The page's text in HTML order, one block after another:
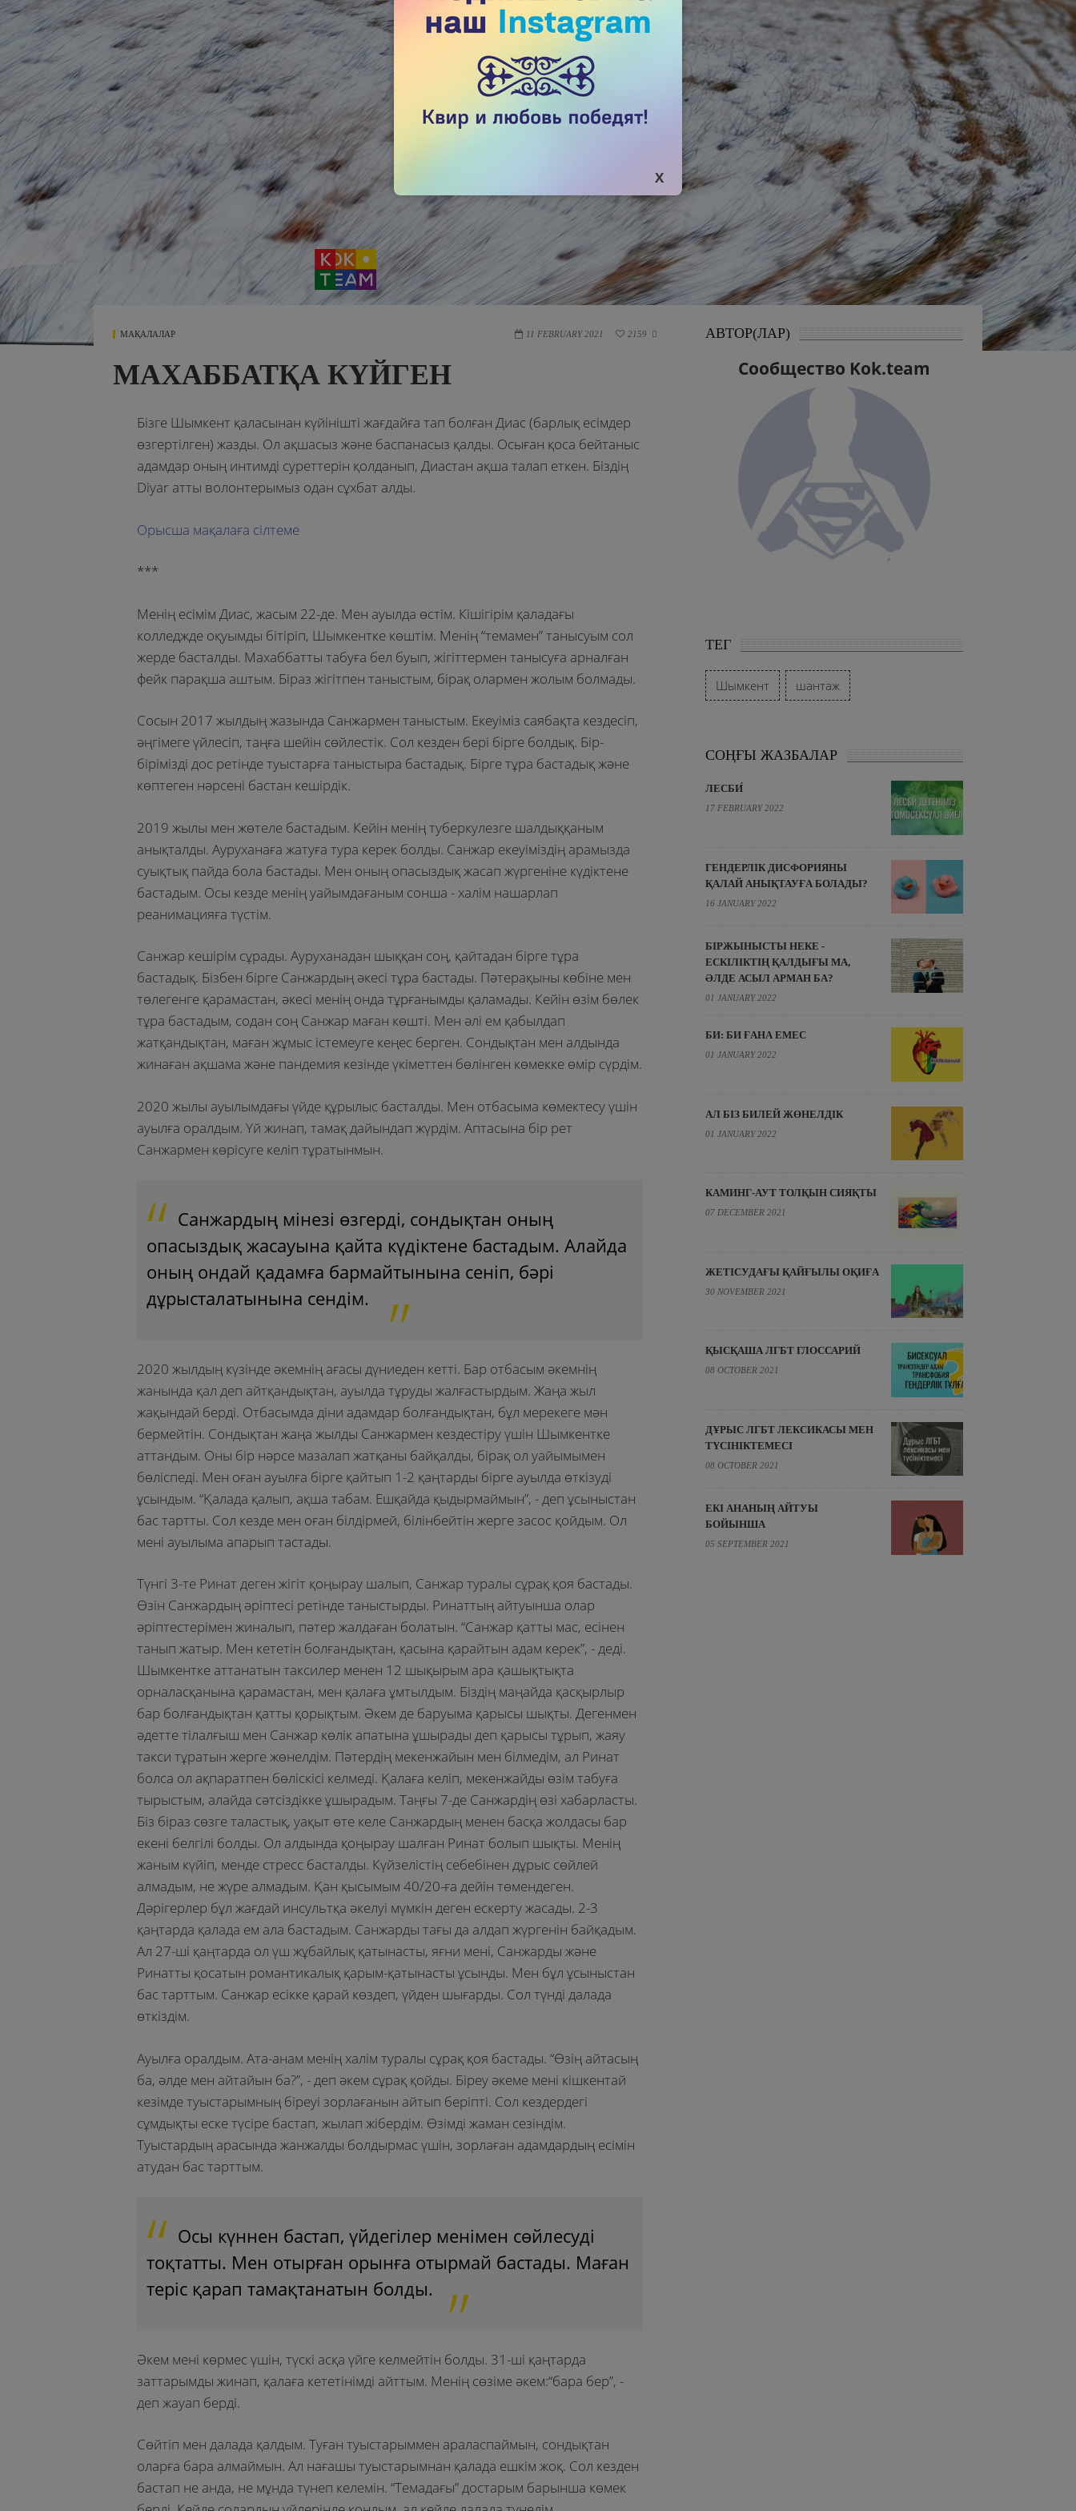
МАҚАЛАЛАР 11 FEBRUARY 2021 2159 
МАХАББАТҚА КҮЙГЕН
Бізге Шымкент қаласынан күйінішті жағдайға тап болған Диас (барлық есімдер
өзгертілген) жазды. Ол ақшасыз және баспанасыз қалды. Осыған қоса бейтаныс
адамдар оның интимді суреттерін қолданып, Диастан ақша талап еткен. Біздің
Diyar атты волонтерымыз одан сұхбат алды.
Орысша мақалаға сілтеме
***
Менің есімім Диас, жасым 22-де. Мен ауылда өстім. Кішігірім қаладағы
колледжде оқуымды бітіріп, Шымкентке көштім. Менің “темамен” танысуым сол
жерде басталды. Махаббатты табуға бел буып, жігіттермен танысуға арналған
фейк парақша аштым. Біраз жігітпен таныстым, бірақ олармен жолым болмады.
Сосын 2017 жылдың жазында Санжармен таныстым. Екеуіміз саябақта кездесіп,
әңгімеге үйлесіп, таңға шейін сөйлестік. Сол кезден бері бірге болдық. Бір-
бірімізді дос ретінде туыстарға таныстыра бастадық. Бірге тұра бастадық және
көптеген нәрсені бастан кешірдік.
2019 жылы мен жөтеле бастадым. Кейін менің туберкулезге шалдыққаным
анықталды. Ауруханаға жатуға тура керек болды. Санжар екеуіміздің арамызда
суықтық пайда бола бастады. Мен оның опасыздық жасап жүргеніне күдіктене
бастадым. Осы кезде менің уайымдағаным сонша - халім нашарлап
реанимацияға түстім.
Санжар кешірім сұрады. Ауруханадан шыққан соң, қайтадан бірге тұра
бастадық. Бізбен бірге Санжардың әкесі тұра бастады. Пәтерақыны көбіне мен
төлегенге қарамастан, әкесі менің онда тұрғанымды қаламады. Кейін өзім бөлек
тұра бастадым, содан соң Санжар маған көшті. Мен әлі ем қабылдап
жатқандықтан, маған жұмыс істемеуге кеңес берген. Сондықтан мен алдында
жинаған ақшама және пандемия кезінде үкіметтен бөлінген көмекке өмір сүрдім.
2020 жылы ауылымдағы үйде құрылыс басталды. Мен отбасыма көмектесу үшін
ауылға оралдым. Үй жинап, тамақ дайындап жүрдім. Аптасына бір рет
Санжармен көрісуге келіп тұратынмын.
Санжардың мінезі өзгерді, сондықтан оның
опасыздық жасауына қайта күдіктене бастадым. Алайда
оның ондай қадамға бармайтынына сеніп, бәрі
дұрысталатынына сендім.
2020 жылдың күзінде әкемнің ағасы дүниеден кетті. Бар отбасым әкемнің
жанында қал деп айтқандықтан, ауылда тұруды жалғастырдым. Жаңа жыл
жақындай берді. Отбасымда діни адамдар болғандықтан, бұл мерекеге мән
бермейтін. Сондықтан жаңа жылды Санжармен кездестіру үшін Шымкентке
аттандым. Оны бір нәрсе мазалап жатқаны байқалды, бірақ ол уайымымен
бөліспеді. Мен оған ауылға бірге қайтып 1-2 қаңтарды бірге ауылда өткізуді
ұсындым. “Қалада қалып, ақша табам. Ешқайда қыдырмаймын”, - деп ұсыныстан
бас тартты. Сол кезде мен оған білдірмей, білінбейтін жерге засос қойдым. Ол
мені ауылыма апарып тастады.
Түнгі 3-те Ринат деген жігіт қоңырау шалып, Санжар туралы сұрақ қоя бастады.
Өзін Санжардың әріптесі ретінде таныстырды. Ринаттың айтуынша олар
әріптестерімен жиналып, пәтер жалдаған болатын. “Санжар қатты мас, есінен
танып жатыр. Мен кететін болғандықтан, қасына қарайтын адам керек”, - деді.
Шымкентке аттанатын таксилер менен 12 шықырым ара қашықтықта
орналасқанына қарамастан, мен қалаға ұмтылдым. Біздің маңайда қасқырлыр
бар болғандықтан қатты қорықтым. Әкем де баруыма қарысы шықты. Дегенмен
әдетте тілалғыш мен Санжар көлік апатына ұшырады деп қарысы тұрып, жаяу
такси тұратын жерге жөнелдім. Пәтердің мекенжайын мен білмедім, ал Ринат
болса ол ақпаратпен бөліскісі келмеді. Қалаға келіп, мекенжайды өзім табуға
тырыстым, алайда сәтсіздікке ұшырадым. Таңғы 7-де Санжардің өзі хабарласты.
Біз біраз сөзге таластық, уақыт өте келе Санжардың менен басқа жолдасы бар
екені белгілі болды. Ол алдында қоңырау шалған Ринат болып шықты. Менің
жаным күйіп, менде стресс басталды. Күйзелістің себебінен дұрыс сөйлей
алмадым, не жүре алмадым. Қан қысымым 40/20-ға дейін төмендеген.
Дәрігерлер бұл жағдай инсультқа әкелуі мүмкін деген ескерту жасады. 2-3
қаңтарда қалада ем ала бастадым. Санжарды тағы да алдап жүргенін байқадым.
Ал 27-ші қаңтарда ол үш жұбайлық қатынасты, яғни мені, Санжарды және
Ринатты қосатын романтикалық қарым-қатынасты ұсынды. Мен бұл ұсыныстан
бас тарттым. Санжар есікке қарай көздеп, үйден шығарды. Сол түнді далада
өткіздім.
Ауылға оралдым. Ата-анам менің халім туралы сұрақ қоя бастады. “Өзің айтасың
ба, әлде мен айтайын ба?”, - деп әкем сұрақ қойды. Біреу әкеме мені кішкентай
кезімде туыстарымның біреуі зорлағанын айтып беріпті. Сол кездердегі
сұмдықты еске түсіре бастап, жылап жібердім. Өзімді жаман сезіндім.
Туыстардың арасында жанжалды болдырмас үшін, зорлаған адамдардың есімін
атудан бас тарттым.
Осы күннен бастап, үйдегілер менімен сөйлесуді
тоқтатты. Мен отырған орынға отырмай бастады. Маған
теріс қарап тамақтанатын болды.
Әкем мені көрмес үшін, түскі асқа үйге келмейтін болды. 31-ші қаңтарда
заттарымды жинап, қалаға кететінімді айттым. Менің сөзіме әкем:“бара бер”, -
деп жауап берді.
Сөйтіп мен далада қалдым. Туған туыстарыммен араласпаймын, сондықтан
оларға бара алмаймын. Ал нағашы туыстарымнан қалада ешкім жоқ. Сол кезден
бастап не анда, не мұнда түнеп келемін. “Темадағы” достарым барынша көмек
АВТОР(ЛАР)
Сообщество Kok.team
ТЕГ
Шымкент шантаж
СОҢҒЫ ЖАЗБАЛАР
ЛЕСБИ́
17 FEBRUARY 2022
ГЕНДЕРЛІК ДИСФОРИЯНЫ
ҚАЛАЙ АНЫҚТАУҒА БОЛАДЫ?
16 JANUARY 2022
БІРЖЫНЫСТЫ НЕКЕ -
ЕСКІЛІКТІҢ ҚАЛДЫҒЫ МА,
ӘЛДЕ АСЫЛ АРМАН БА?
01 JANUARY 2022
БИ: БИ ҒАНА ЕМЕС
01 JANUARY 2022
АЛ БІЗ БИЛЕЙ ЖӨНЕЛДІК
01 JANUARY 2022
КАМИНГ-АУТ ТОЛҚЫН СИЯҚТЫ
07 DECEMBER 2021
ЖЕТІСУДАҒЫ ҚАЙҒЫЛЫ ОҚИҒА
30 NOVEMBER 2021
ҚЫСҚАША ЛГБТ ГЛОССАРИЙ
08 OCTOBER 2021
ДҰРЫС ЛГБТ ЛЕКСИКАСЫ МЕН
ТҮСІНІКТЕМЕСІ
08 OCTOBER 2021
ЕКІ АНАНЫҢ АЙТУЫ
БОЙЫНША
05 SEPTEMBER 2021